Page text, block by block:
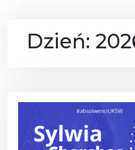
Dzień: